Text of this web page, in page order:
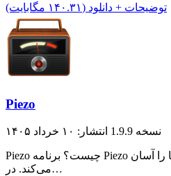
توضیحات + دانلود (۱۴۰.۳۱ مگابایت)
Piezo
نسخه 1.9.9 انتشار: ۱۰ خرداد ۱۴۰۵
Piezo چیست؟ برنامه Piezo ضبط صدا را بر روی مک شما را آسان
می‌کند. در…